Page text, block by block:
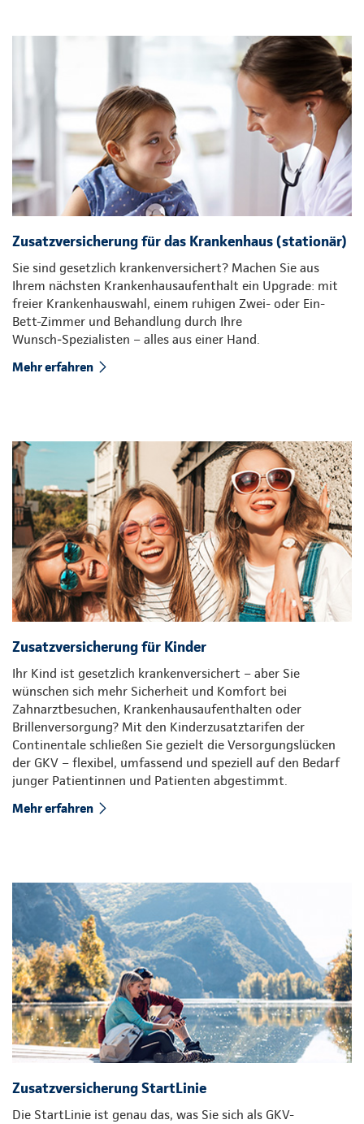
Zusatzversicherung für das Krankenhaus (stationär)
Sie sind gesetzlich krankenversichert? Machen Sie aus
Ihrem nächsten Krankenhausaufenthalt ein Upgrade: mit
freier Krankenhauswahl, einem ruhigen Zwei- oder Ein-
Bett-Zimmer und Behandlung durch Ihre
Wunsch‑Spezialisten – alles aus einer Hand.
Mehr erfahren
Zusatzversicherung für Kinder
Ihr Kind ist gesetzlich krankenversichert – aber Sie
wünschen sich mehr Sicherheit und Komfort bei
Zahnarztbesuchen, Krankenhausaufenthalten oder
Brillenversorgung? Mit den Kinderzusatztarifen der
Continentale schließen Sie gezielt die Versorgungslücken
der GKV – flexibel, umfassend und speziell auf den Bedarf
junger Patientinnen und Patienten abgestimmt.
Mehr erfahren
Zusatzversicherung StartLinie
Die StartLinie ist genau das, was Sie sich als GKV-